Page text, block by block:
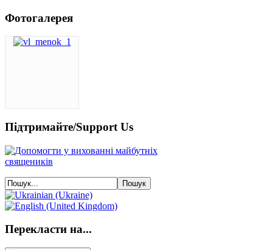
Фотогалерея
Підтримайте/Support Us
Перекласти на...